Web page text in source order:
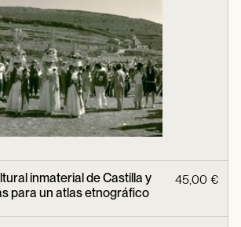
inmaterial de Castilla y
para un atlas etnográfico
45,00 €